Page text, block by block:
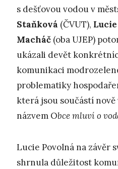
s dešťovou vodou v
Staňková (ČVUT),
Macháč (oba UJEP)
ukázali devět
komunikaci
problematiky
která jsou součástí
názvem Obce mluví o
Lucie Povolná na závěr
shrnula důležitost